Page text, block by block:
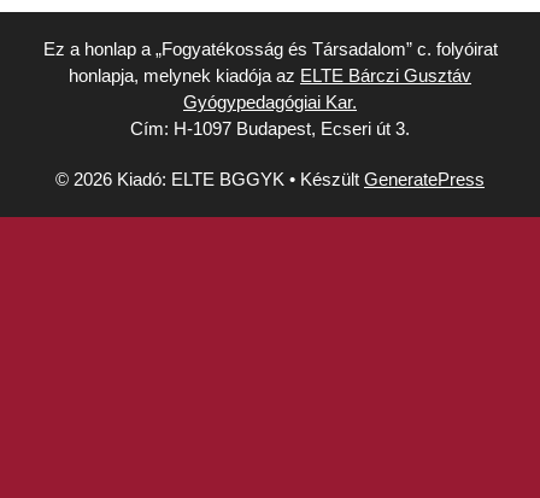
Ez a honlap a „Fogyatékosság és Társadalom” c. folyóirat
honlapja, melynek kiadója az ELTE Bárczi Gusztáv
Gyógypedagógiai Kar.
Cím: H-1097 Budapest, Ecseri út 3.
© 2026 Kiadó: ELTE BGGYK • Készült GeneratePress